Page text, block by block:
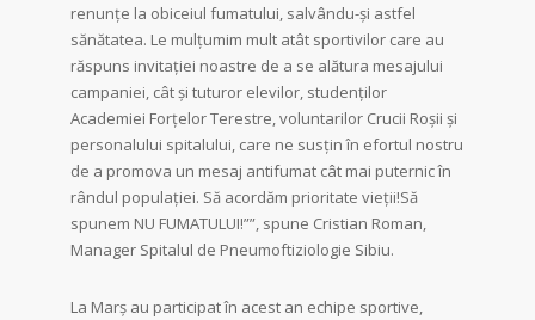
renunțe la obiceiul fumatului, salvându-și astfel
sănătatea. Le mulțumim mult atât sportivilor care au
răspuns invitației noastre de a se alătura mesajului
campaniei, cât și tuturor elevilor, studenților
Academiei Forțelor Terestre, voluntarilor Crucii Roșii și
personalului spitalului, care ne susțin în efortul nostru
de a promova un mesaj antifumat cât mai puternic în
rândul populației. Să acordăm prioritate vieții!Să
spunem NU FUMATULUI!””, spune Cristian Roman,
Manager Spitalul de Pneumoftiziologie Sibiu.
La Marș au participat în acest an echipe sportive,